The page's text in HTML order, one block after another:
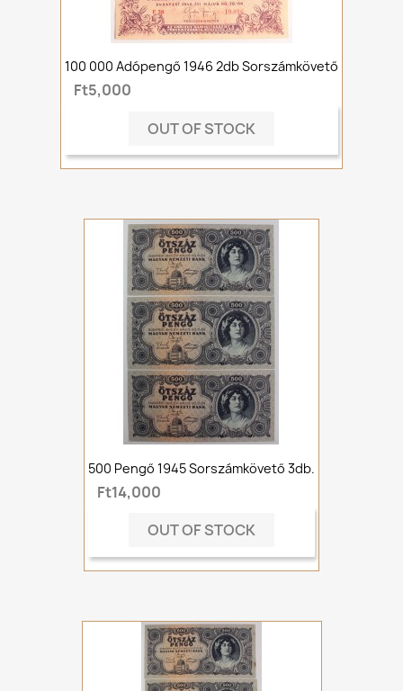
100 000 Adópengő 1946 2db Sorszámkövető
Ft5,000
OUT OF STOCK
500 Pengő 1945 Sorszámkövető 3db.
Ft14,000
OUT OF STOCK